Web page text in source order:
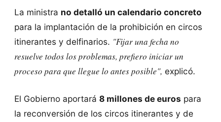
La ministra no detalló un calendario concreto
para la implantación de la prohibición en circos
itinerantes y delfinarios. "Fijar una fecha no
resuelve todos los problemas, prefiero iniciar un
proceso para que llegue lo antes posible", explicó.
El Gobierno aportará 8 millones de euros para
la reconversión de los circos itinerantes y de